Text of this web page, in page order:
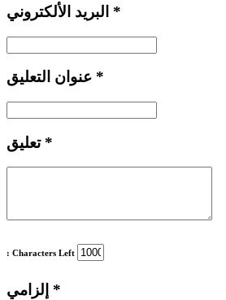
*
*
تعليق *
: Characters Left
*